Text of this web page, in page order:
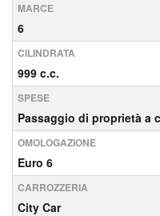
MARCE
6
CILINDRATA
999 c.c.
SPESE
Passaggio di proprietà a
OMOLOGAZIONE
Euro 6
CARROZZERIA
City Car